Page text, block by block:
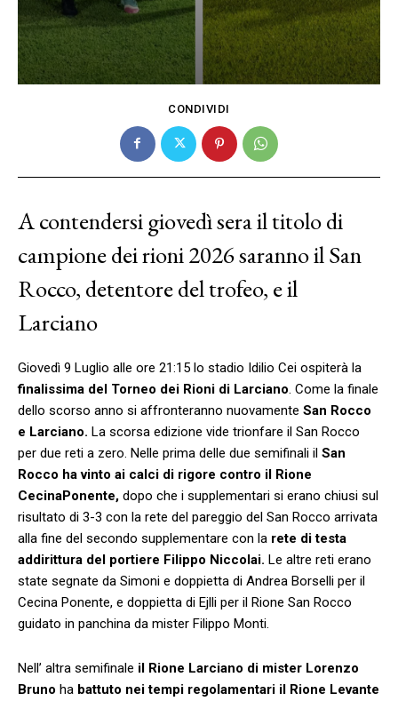
CONDIVIDI
A contendersi giovedì sera il titolo di
campione dei rioni 2026 saranno il San
Rocco, detentore del trofeo, e il
Larciano
Giovedì 9 Luglio alle ore 21:15 lo stadio Idilio Cei ospiterà la
finalissima del Torneo dei Rioni di Larciano. Come la finale
dello scorso anno si affronteranno nuovamente San Rocco
e Larciano. La scorsa edizione vide trionfare il San Rocco
per due reti a zero. Nelle prima delle due semifinali il San
Rocco ha vinto ai calci di rigore contro il Rione
CecinaPonente, dopo che i supplementari si erano chiusi sul
risultato di 3-3 con la rete del pareggio del San Rocco arrivata
alla fine del secondo supplementare con la rete di testa
addirittura del portiere Filippo Niccolai. Le altre reti erano
state segnate da Simoni e doppietta di Andrea Borselli per il
Cecina Ponente, e doppietta di Ejlli per il Rione San Rocco
guidato in panchina da mister Filippo Monti.
Nell’ altra semifinale il Rione Larciano di mister Lorenzo
Bruno ha battuto nei tempi regolamentari il Rione Levante